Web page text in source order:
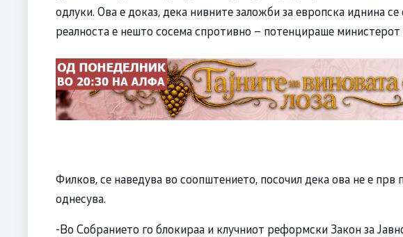
одлуки. Ова е доказ, дека нивните заложби за европска иднина
реалноста е нешто сосема спротивно – потенцираше министерот
Филков, се наведува во соопштението, посочил дека ова не е
однесува.
-Во Собранието го блокираа и клучниот реформски Закон за